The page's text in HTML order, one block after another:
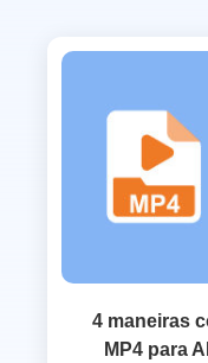
4 maneiras
MP4 para